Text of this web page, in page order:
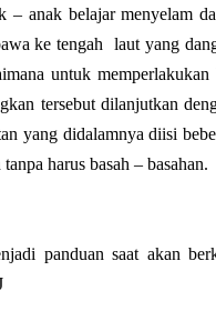
– anak belajar menyelam
ke tengah laut yang
untuk memperlakukan
tersebut dilanjutkan
yang didalamnya diisi
harus basah – basahan.
panduan saat akan